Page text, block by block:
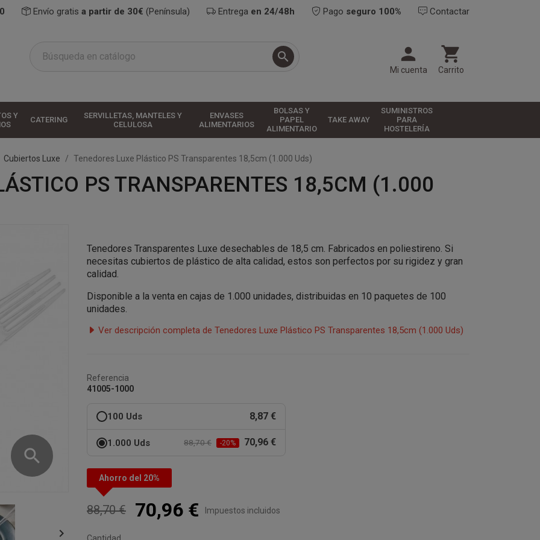
Envío gratis a partir de 30€ (Península) Entrega en 24/48h Pago seguro 100% Contactar
 
Mi cuenta

Carrito
Y
CATERING
SERVILLETAS, MANTELES Y
CELULOSA
ENVASES
ALIMENTARIOS
BOLSAS Y
PAPEL
ALIMENTARIO
TAKE AWAY
SUMINISTROS
PARA
HOSTELERÍA
Cubiertos Luxe Tenedores Luxe Plástico PS Transparentes 18,5cm (1.000 Uds)
PS TRANSPARENTES 18,5CM (1.000
search

Tenedores Transparentes Luxe desechables de 18,5 cm. Fabricados en poliestireno. Si
necesitas cubiertos de plástico de alta calidad, estos son perfectos por su rigidez y gran
calidad.
Disponible a la venta en cajas de 1.000 unidades, distribuidas en 10 paquetes de 100
unidades.
Ver descripción completa de Tenedores Luxe Plástico PS Transparentes 18,5cm (1.000 Uds)
Referencia
41005-1000
100 Uds 8,87 €
1.000 Uds 88,70 € -20% 70,96 €
Ahorro del 20%
88,70 € 70,96 € Impuestos incluidos